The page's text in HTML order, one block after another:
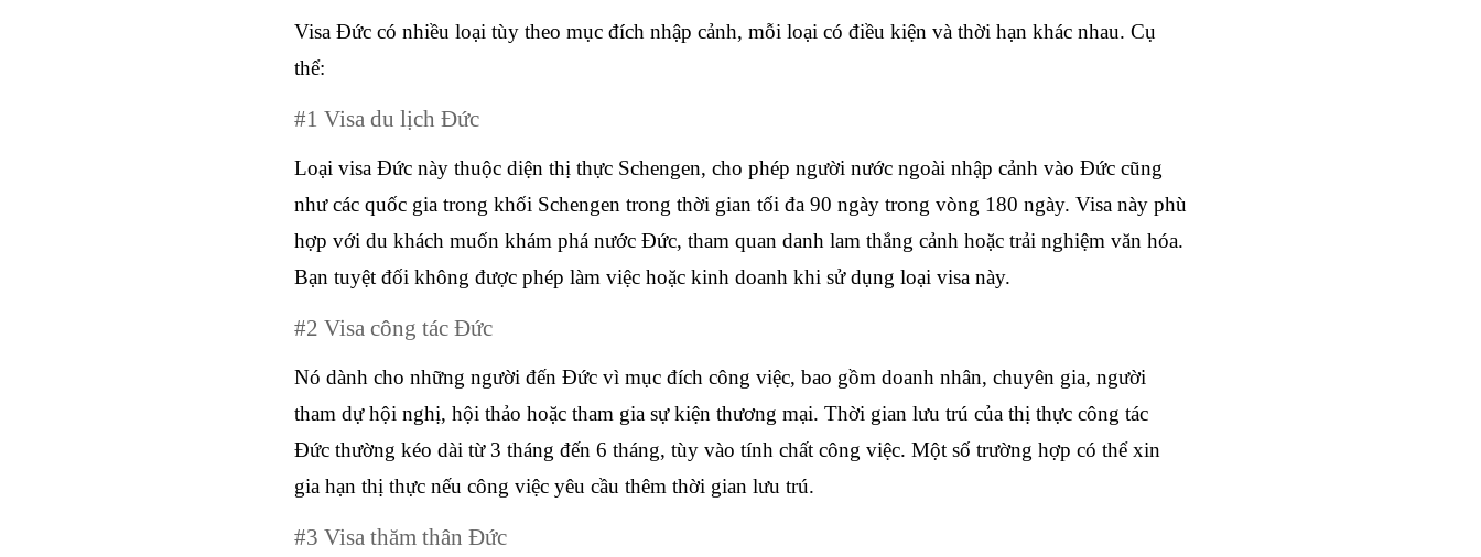
Visa Đức có nhiều loại tùy theo mục đích nhập cảnh, mỗi loại có điều kiện và thời hạn khác nhau. Cụ
thể:
#1 Visa du lịch Đức
Loại visa Đức này thuộc diện thị thực Schengen, cho phép người nước ngoài nhập cảnh vào Đức cũng
như các quốc gia trong khối Schengen trong thời gian tối đa 90 ngày trong vòng 180 ngày. Visa này phù
hợp với du khách muốn khám phá nước Đức, tham quan danh lam thắng cảnh hoặc trải nghiệm văn hóa.
Bạn tuyệt đối không được phép làm việc hoặc kinh doanh khi sử dụng loại visa này.
#2 Visa công tác Đức
Nó dành cho những người đến Đức vì mục đích công việc, bao gồm doanh nhân, chuyên gia, người
tham dự hội nghị, hội thảo hoặc tham gia sự kiện thương mại. Thời gian lưu trú của thị thực công tác
Đức thường kéo dài từ 3 tháng đến 6 tháng, tùy vào tính chất công việc. Một số trường hợp có thể xin
gia hạn thị thực nếu công việc yêu cầu thêm thời gian lưu trú.
#3 Visa thăm thân Đức